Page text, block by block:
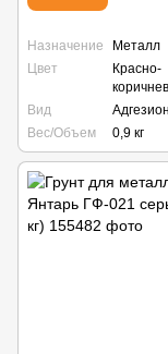
Назначение
Металл
Цвет
Красно-
Вид
Вес/Объем
0,9 кг